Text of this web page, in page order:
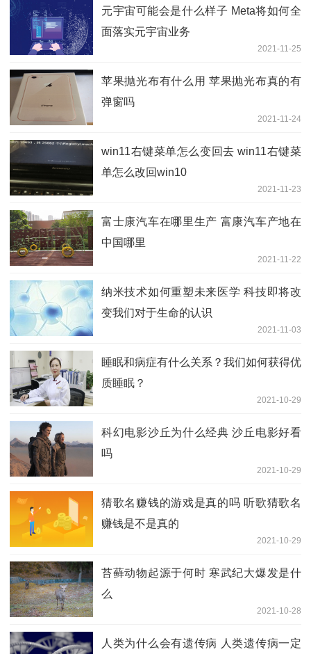
元宇宙可能会是什么样子 Meta将如何全
面落实元宇宙业务
2021-11-25
苹果抛光布有什么用 苹果抛光布真的有
弹窗吗
2021-11-24
win11右键菜单怎么变回去 win11右键菜
单怎么改回win10
2021-11-23
富士康汽车在哪里生产 富康汽车产地在
中国哪里
2021-11-22
纳米技术如何重塑未来医学 科技即将改
变我们对于生命的认识
2021-11-03
睡眠和病症有什么关系？我们如何获得优
质睡眠？
2021-10-29
科幻电影沙丘为什么经典 沙丘电影好看
吗
2021-10-29
猜歌名赚钱的游戏是真的吗 听歌猜歌名
赚钱是不是真的
2021-10-29
苔藓动物起源于何时 寒武纪大爆发是什
么
2021-10-28
人类为什么会有遗传病 人类遗传病一定